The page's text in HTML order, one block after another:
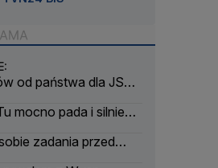
od państwa dla JSW.
mocno pada i silnie
zadania przed